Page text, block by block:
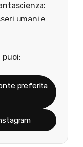
umani e
puoi:
preferita